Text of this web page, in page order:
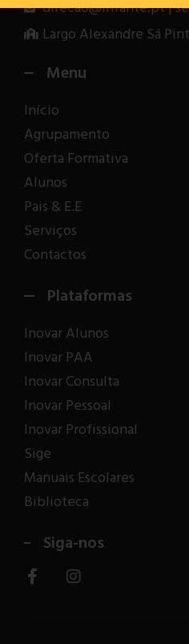
direcao@infante.pt |
Largo Alexandre Sá
Menu
Início
Agrupamento
Oferta Formativa
Alunos
Pais & E.E
Serviços
Contactos
Plataformas
Inovar Alunos
Inovar PAA
Inovar Consulta
Inovar Pessoal
Inovar Profissional
Sige
Manuais Escolares
Biblioteca
Siga-nos